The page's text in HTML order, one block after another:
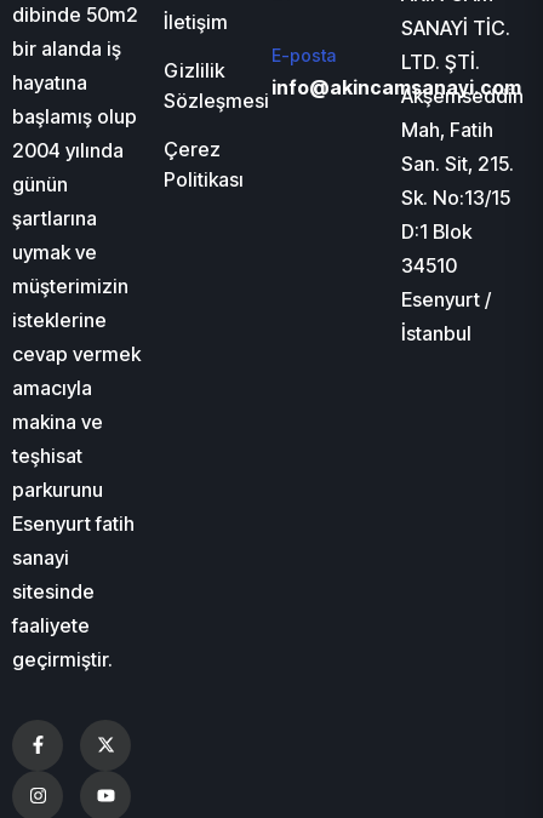
dibinde 50m2
bir alanda iş
hayatına
başlamış olup
2004 yılında
günün
şartlarına
uymak ve
müşterimizin
isteklerine
cevap vermek
amacıyla
makina ve
teşhisat
parkurunu
Esenyurt fatih
sanayi
sitesinde
faaliyete
geçirmiştir.
İletişim
Gizlilik
Sözleşmesi
Çerez
Politikası
E-posta
info@akincamsanayi.com
SANAYİ TİC.
LTD. ŞTİ.
Akşemseddin
Mah, Fatih
San. Sit, 215.
Sk. No:13/15
D:1 Blok
34510
Esenyurt /
İstanbul